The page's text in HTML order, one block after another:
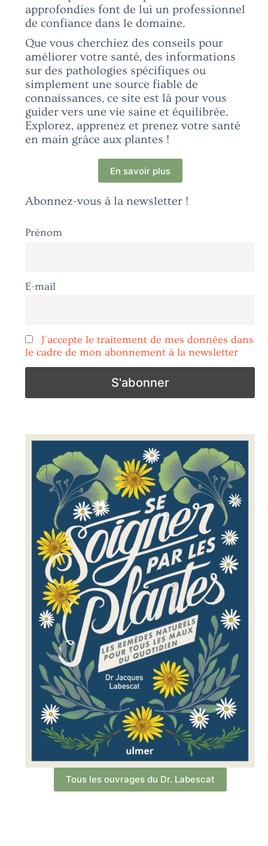
approfondies font de lui un professionnel
de confiance dans le domaine.
Que vous cherchiez des conseils pour
améliorer votre santé, des informations
sur des pathologies spécifiques ou
simplement une source fiable de
connaissances, ce site est là pour vous
guider vers une vie saine et équilibrée.
Explorez, apprenez et prenez votre santé
en main grâce aux plantes !
En savoir plus
Abonnez-vous à la newsletter !
Prénom
E-mail
J'accepte le traitement de mes données dans
le cadre de mon abonnement à la newsletter
Tous les ouvrages du Dr. Labescat